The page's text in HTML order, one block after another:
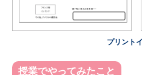
プリント
授業でやってみたこと